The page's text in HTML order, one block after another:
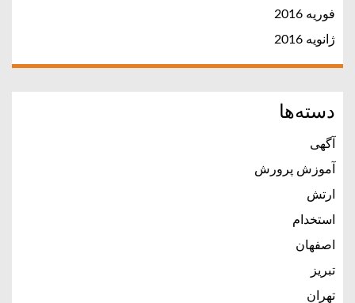
فوریه 2016
ژانویه 2016
دسته‌ها
آگهی
آموزش پرورش
ارتش
استخدام
اصفهان
تبریز
تهران